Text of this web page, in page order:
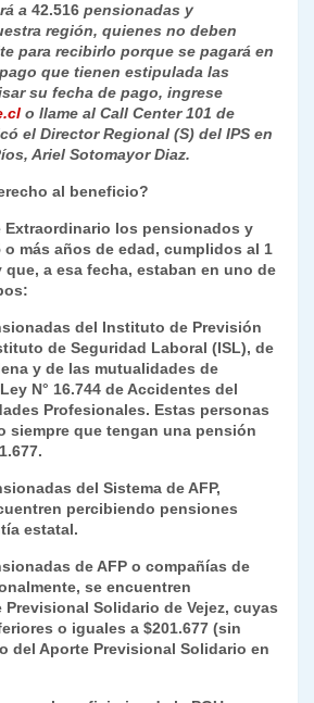
a 42.516 pensionadas y
región, quienes no deben
para recibirlo porque se pagará en
que tienen estipulada las
su fecha de pago, ingrese
o llame al Call Center 101 de
el Director Regional (S) del IPS en
Ariel Sotomayor Diaz.
al beneficio?
Extraordinario los pensionados y
o más años de edad, cumplidos al 1
que, a esa fecha, estaban en uno de
del Instituto de Previsión
de Seguridad Laboral (ISL), de
y de las mutualidades de
N° 16.744 de Accidentes del
Profesionales. Estas personas
siempre que tengan una pensión
del Sistema de AFP,
percibiendo pensiones
estatal.
de AFP o compañías de
se encuentren
Solidario de Vejez, cuyas
o iguales a $201.677 (sin
del Aporte Previsional Solidario en